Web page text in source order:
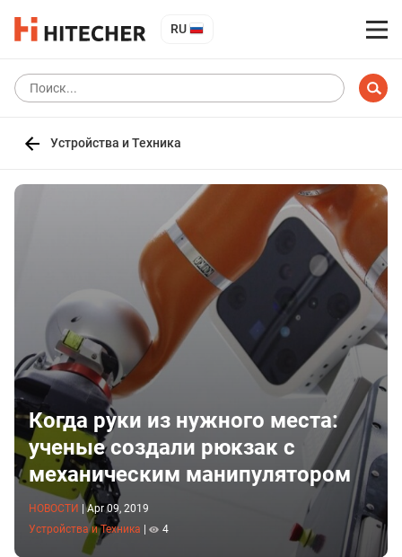
RU
Устройства и Техника
Когда руки из нужного места:
ученые создали рюкзак с
механическим манипулятором
НОВОСТИ
Apr 09, 2019
Устройства и Техника
4